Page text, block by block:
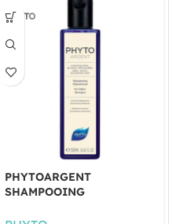
PHYTOARGENT
SHAMPOOING